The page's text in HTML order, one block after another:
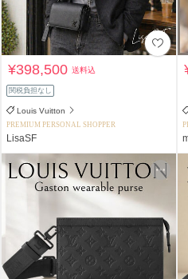
¥398,500送料込
関税負担なし
Louis Vuitton
PREMIUM PERSONAL SHOPPER
LisaSF